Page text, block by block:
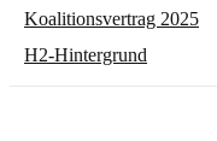
Koalitionsvertrag 2025
H2-Hintergrund